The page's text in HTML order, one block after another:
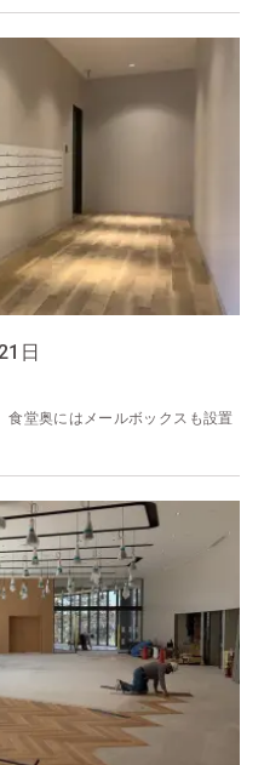
日
食堂奥にはメールボックスも設置